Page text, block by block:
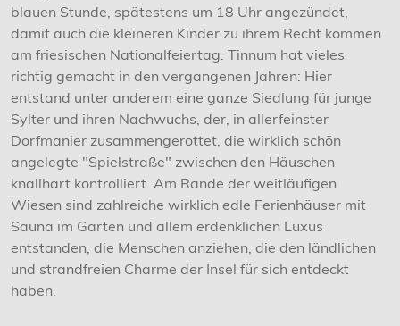
blauen Stunde, spätestens um 18 Uhr angezündet,
damit auch die kleineren Kinder zu ihrem Recht kommen
am friesischen Nationalfeiertag. Tinnum hat vieles
richtig gemacht in den vergangenen Jahren: Hier
entstand unter anderem eine ganze Siedlung für junge
Sylter und ihren Nachwuchs, der, in allerfeinster
Dorfmanier zusammengerottet, die wirklich schön
angelegte "Spielstraße" zwischen den Häuschen
knallhart kontrolliert. Am Rande der weitläufigen
Wiesen sind zahlreiche wirklich edle Ferienhäuser mit
Sauna im Garten und allem erdenklichen Luxus
entstanden, die Menschen anziehen, die den ländlichen
und strandfreien Charme der Insel für sich entdeckt
haben.